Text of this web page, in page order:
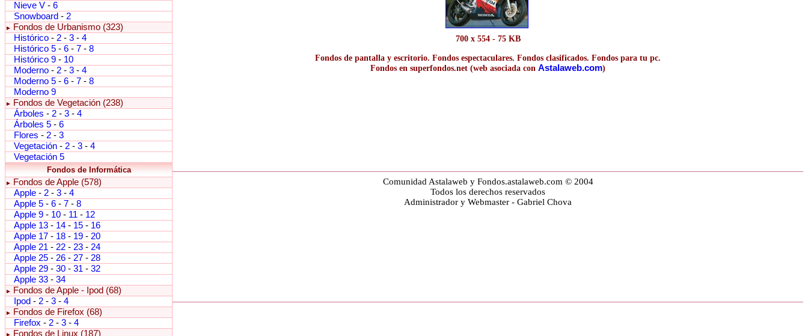
Nieve V - 6
Snowboard - 2
►
Fondos de Urbanismo (323)
Histórico - 2 - 3 - 4
Histórico 5 - 6 - 7 - 8
Histórico 9 - 10
Moderno - 2 - 3 - 4
Moderno 5 - 6 - 7 - 8
Moderno 9
►
Fondos de Vegetación (238)
Árboles - 2 - 3 - 4
Árboles 5 - 6
Flores - 2 - 3
Vegetación - 2 - 3 - 4
Vegetación 5
Fondos de Informática
►
Fondos de Apple (578)
Apple - 2 - 3 - 4
Apple 5 - 6 - 7 - 8
Apple 9 - 10 - 11 - 12
Apple 13 - 14 - 15 - 16
Apple 17 - 18 - 19 - 20
Apple 21 - 22 - 23 - 24
Apple 25 - 26 - 27 - 28
Apple 29 - 30 - 31 - 32
Apple 33 - 34
►
Fondos de Apple - Ipod (68)
Ipod - 2 - 3 - 4
►
Fondos de Firefox (68)
Firefox - 2 - 3 - 4
► Fondos de Linux (187)
700 x 554 - 75 KB
Fondos de pantalla y escritorio. Fondos espectaculares. Fondos clasificados. Fondos para tu pc.
Fondos en superfondos.net (web asociada con Astalaweb.com)
Comunidad Astalaweb y Fondos.astalaweb.com © 2004
Todos los derechos reservados
Administrador y Webmaster - Gabriel Chova